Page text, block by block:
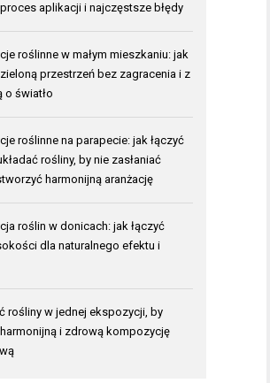
aplikacji i najczęstsze błędy
roślinne w małym mieszkaniu: jak
przestrzeń bez zagracenia i z
o światło
roślinne na parapecie: jak łączyć
rośliny, by nie zasłaniać
harmonijną aranżację
roślin w donicach: jak łączyć
dla naturalnego efektu i
rośliny w jednej ekspozycji, by
i zdrową kompozycję